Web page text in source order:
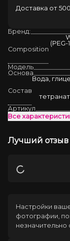
Доставка от
Бренд:
Composition
Модель
Основа
Состав
Вода,
Артикул
Все
Лучший отзыв
Загрузка
Настройки
фотографии,
незначительно